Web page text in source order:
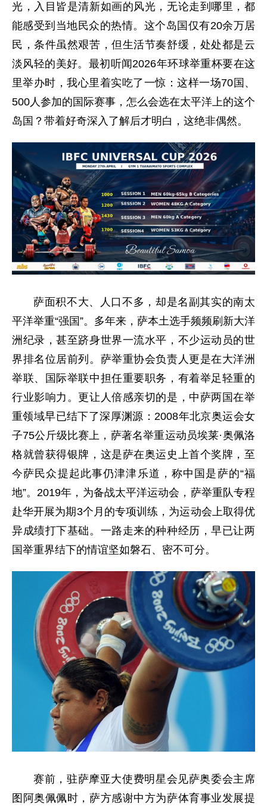
光，入目皆是清新如画的风光，无论走到哪里，都
能感受到当地民众的热情。这个岛国仅有20余万居
民，条件虽然艰苦，但生活节奏舒缓，处处都是云
淡风轻的美好。最初听闻2026年环球举重杯要在这
里举办时，我心里着实吃了一惊：这样一场70国、
500人参加的国际赛事，怎么会选在太平洋上的这个
岛国？带着好奇深入了解后才明白，这绝非偶然。
萨面积不大、人口不多，却是名副其实的南太
平洋举重“强国”。多年来，萨本土选手频频刷新大洋
洲纪录，甚至跻身世界一流水平，不少运动员的世
界排名位居前列。萨举重协会负责人更是在大洋洲
举联、国际举联中担任重要职务，有着举足轻重的
行业影响力。更让人倍感亲切的是，中萨两国在举
重领域早已结下了深厚渊源：2008年北京奥运会女
子75公斤级比赛上，萨著名举重运动员埃莱·奥佩洛
格就曾获得银牌，这是萨在奥运史上首个奖牌，至
今萨民众提起此事仍津津乐道，称中国是萨的“福
地”。2019年，为备战太平洋运动会，萨举重队专程
赴华开展为期3个月的专项训练，为运动会上取得优
异成绩打下基础。一路走来的种种经历，早已让两
国举重界结下的情谊坚如磐石、密不可分。
赛前，驻萨摩亚大使费明星会见萨奥委会主席
图阿奥佩佩时，萨方感谢中方为萨体育事业发展提